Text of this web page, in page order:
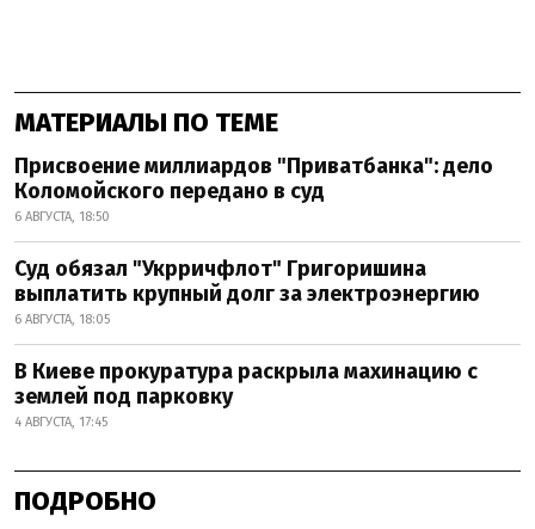
МАТЕРИАЛЫ ПО ТЕМЕ
Присвоение миллиардов "Приватбанка": дело
Коломойского передано в суд
6 АВГУСТА, 18:50
Суд обязал "Укрричфлот" Григоришина
выплатить крупный долг за электроэнергию
6 АВГУСТА, 18:05
В Киеве прокуратура раскрыла махинацию с
землей под парковку
4 АВГУСТА, 17:45
ПОДРОБНО